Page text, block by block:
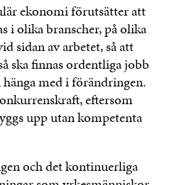
ekonomi förutsätter att
i olika branscher, på olika
sidan av arbetet, så att
ska finnas ordentliga jobb
hänga med i förändringen.
eftersom
upp utan kompetenta
och det kontinuerliga